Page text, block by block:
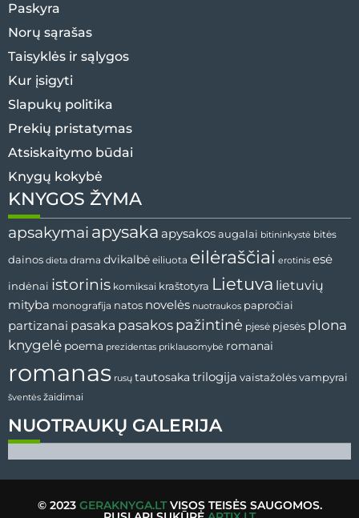
Paskyra
Norų sąrašas
Taisyklės ir sąlygos
Kur įsigyti
Slapukų politika
Prekių pristatymas
Atsiskaitymo būdai
Knygų kokybė
NUOTRAUKŲ GALERIJA
KNYGOS ŽYMA
apsakymai apysaka apysakos augalai bitininkystė bitės
dainos dieta drama dvikalbė eiliuota eilėraščiai erotinis esė
indėnai istorinis komiksai kraštotyra Lietuva lietuvių
mityba monografija natos novelės nuotraukos papročiai
partizanai pasaka pasakos pažintinė pjesė pjesės plona
knygelė poema prezidentas priklausomybė romanai
romanas rusų tautosaka trilogija vaistažolėsvampyrai
šventės žaidimai
© 2023 GERAKNYGA.LTVISOS TEISĖS SAUGOMOS.